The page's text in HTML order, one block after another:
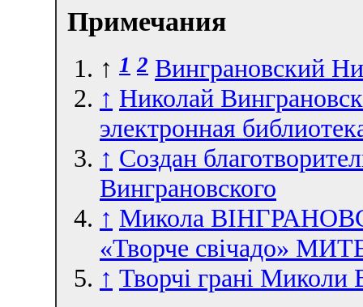
Примечания
↑ 1 2 Винграновский
↑ Николай
электронная
↑ Создан
Винграновского
↑ Микола
«Творче свічадо»
↑ Творчі грані Миколи